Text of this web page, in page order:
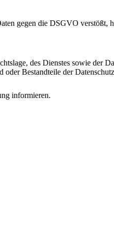
gegen die DSGVO verstößt,
des Dienstes sowie der
Bestandteile der
informieren.